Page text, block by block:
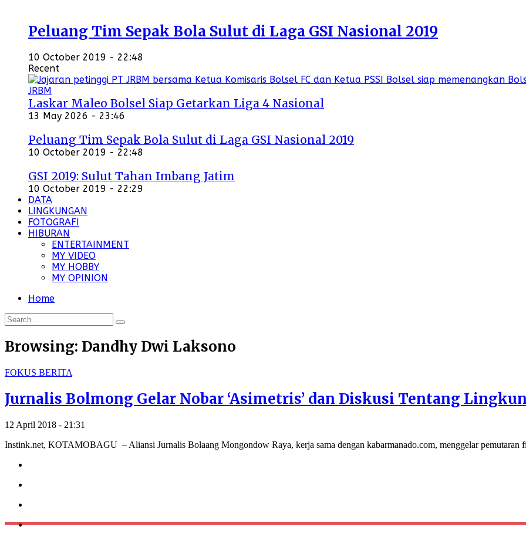
Peluang Tim Sepak Bola Sulut di Laga GSI Nasional 2019
10 October 2019 - 22:48
Recent
Laskar Maleo Bolsel Siap Getarkan Liga 4 Nasional
13 May 2026 - 23:46
Peluang Tim Sepak Bola Sulut di Laga GSI Nasional 2019
10 October 2019 - 22:48
GSI 2019: Sulut Tahan Imbang Jatim
10 October 2019 - 22:29
DATA
LINGKUNGAN
FOTOGRAFI
HIBURAN
ENTERTAINMENT
MY VIDEO
MY HOBBY
MY OPINION
Home
Browsing: Dandhy Dwi Laksono
FOKUS BERITA
Jurnalis Bolmong Gelar Nobar ‘Asimetris’ dan Diskusi Tentang
12 April 2018 - 21:31
Instink.net, KOTAMOBAGU – Aliansi Jurnalis Bolaang Mongondow Raya, kerja sama dengan kabarmanado.com, menggelar